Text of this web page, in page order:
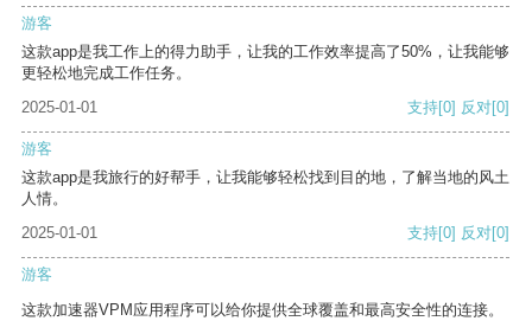
游客
这款app是我工作上的得力助手，让我的工作效率提高了50%，让我能够
更轻松地完成工作任务。
2025-01-01
支持[0] 反对[0]
游客
这款app是我旅行的好帮手，让我能够轻松找到目的地，了解当地的风土
人情。
2025-01-01
支持[0] 反对[0]
游客
这款加速器VPM应用程序可以给你提供全球覆盖和最高安全性的连接。